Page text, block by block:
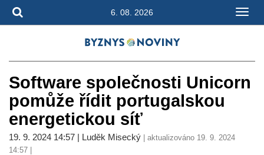
6. 08. 2026
Software společnosti Unicorn
pomůže řídit portugalskou
energetickou síť
19. 9. 2024 14:57 | Luděk Misecký | aktualizováno 19. 9. 2024
14:57 |